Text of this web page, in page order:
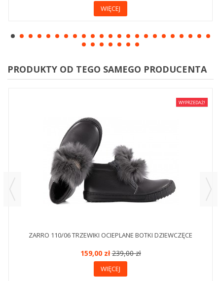
WIĘCEJ
PRODUKTY OD TEGO SAMEGO PRODUCENTA
WYPRZEDAŻ!
ZARRO 110/06 TRZEWIKI OCIEPLANE BOTKI DZIEWCZĘCE
159,00 zł239,00 zł
WIĘCEJ